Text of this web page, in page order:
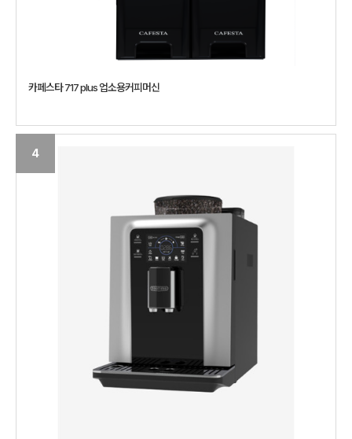
카페스타 717 plus 업소용커피머신
4